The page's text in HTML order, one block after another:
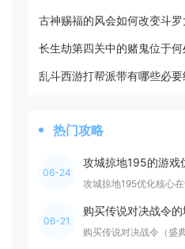
古神赐福的风会如何改变斗
长生劫第四关中的赌鬼位于何
乱斗西游打帮派带有哪些必要
热门攻略
06-24
攻城掠地195的游戏
06-21
购买传说对决战令